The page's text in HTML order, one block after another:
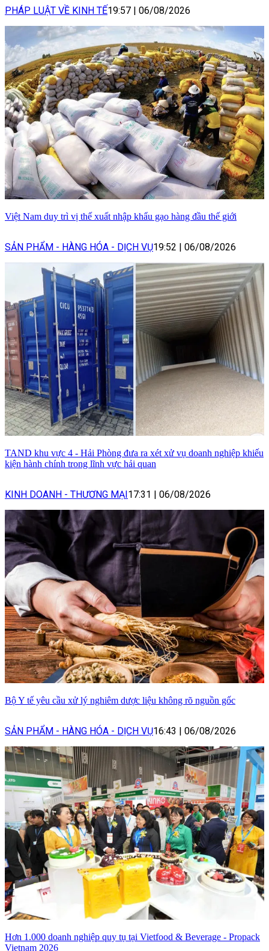
PHÁP LUẬT VỀ KINH TẾ19:57 | 06/08/2026
Việt Nam duy trì vị thế xuất nhập khẩu gạo hàng đầu thế giới
SẢN PHẨM - HÀNG HÓA - DỊCH VỤ19:52 | 06/08/2026
TAND khu vực 4 - Hải Phòng đưa ra xét xử vụ doanh nghiệp khiếu
kiện hành chính trong lĩnh vực hải quan
KINH DOANH - THƯƠNG MẠI17:31 | 06/08/2026
Bộ Y tế yêu cầu xử lý nghiêm dược liệu không rõ nguồn gốc
SẢN PHẨM - HÀNG HÓA - DỊCH VỤ16:43 | 06/08/2026
Hơn 1.000 doanh nghiệp quy tụ tại Vietfood & Beverage - Propack
Vietnam 2026